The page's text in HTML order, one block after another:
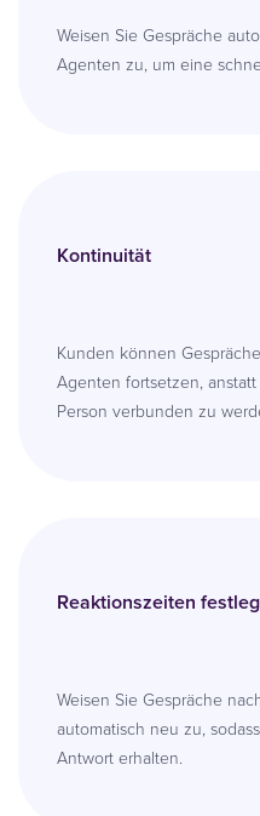
Weisen Sie Gespräche
Agenten zu, um eine
Kontinuität
Kunden können
Agenten fortsetzen,
Person verbunden zu
Reaktionszeiten
Weisen Sie Gespräche
automatisch neu zu,
Antwort erhalten.